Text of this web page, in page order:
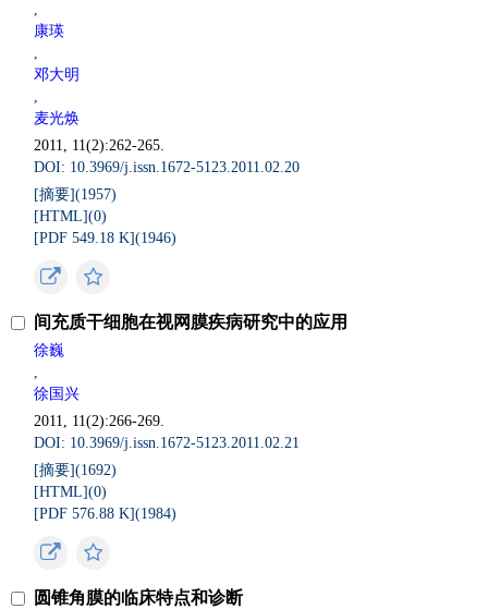
,
康瑛
,
邓大明
,
麦光焕
2011, 11(2):262-265.
DOI: 10.3969/j.issn.1672-5123.2011.02.20
[摘要](1957)
[HTML](0)
[PDF 549.18 K](1946)
间充质干细胞在视网膜疾病研究中的应用
徐巍
,
徐国兴
2011, 11(2):266-269.
DOI: 10.3969/j.issn.1672-5123.2011.02.21
[摘要](1692)
[HTML](0)
[PDF 576.88 K](1984)
圆锥角膜的临床特点和诊断